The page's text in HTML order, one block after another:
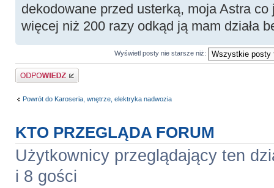
dekodowane przed usterką, moja Astra co
więcej niż 200 razy odkąd ją mam działa
Wyświetl posty nie starsze niż:
Odpowiedz
Powrót do Karoseria, wnętrze, elektryka nadwozia
KTO PRZEGLĄDA FORUM
Użytkownicy przeglądający ten
i 8 gości